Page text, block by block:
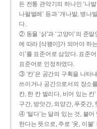
든 전통 관악기의 하나인 ‘나
나팔벌레’ 등과 ‘개나발, 병나
다.
② 동물 ‘삵’과 ‘고양이’의 준말
에 따라 [삭꽹이]가 되어야 하
이’를 표준어로 삼았다. 표준
표준어로 인정하였다.
③ ‘칸’은 공간의 구획을 나타
쓰이거나 공간으로서의 장소
칸, 한 칸 벌리다, 비어 있는 칸
구간, 방앗간, 외양간, 푸줏간,
④ ‘털다’는 달려 있는 것, 붙
한다는 뜻으로, 주로 ‘옷, 이불